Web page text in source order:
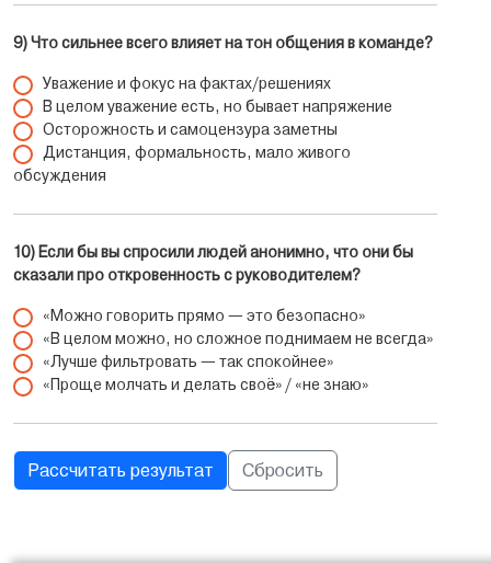
9) Что сильнее всего влияет на тон общения в команде?
Уважение и фокус на фактах/решениях
В целом уважение есть, но бывает напряжение
Осторожность и самоцензура заметны
Дистанция, формальность, мало живого
обсуждения
10) Если бы вы спросили людей анонимно, что они бы
сказали про откровенность с руководителем?
«Можно говорить прямо — это безопасно»
«В целом можно, но сложное поднимаем не всегда»
«Лучше фильтровать — так спокойнее»
«Проще молчать и делать своё» / «не знаю»
Рассчитать результат Сбросить